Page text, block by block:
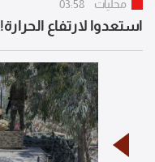
محليات 03:58
استعدوا لارتفاع الحرارة!